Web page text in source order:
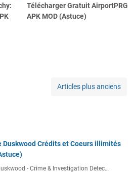
Télécharger Gratuit AirportPRG
APK MOD (Astuce)
Articles plus anciens
Duskwood Crédits et Coeurs illimités
- Crime & Investigation Detec…